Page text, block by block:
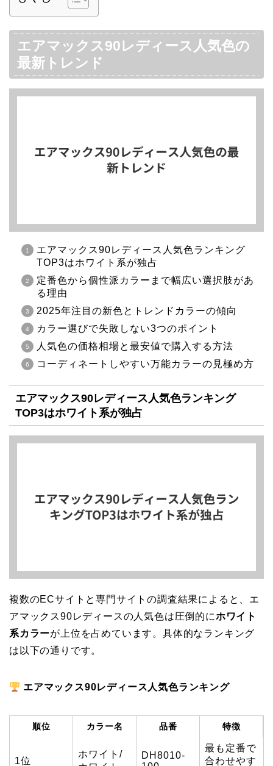
エアマックス90レディース人気色の
最新トレンド
エアマックス90レディース人気色ランキング
TOP3はホワイト系が独占
定番色から個性派カラーまで幅広い選択肢があ
る理由
2025年注目の新色とトレンドカラーの傾向
カラー選びで失敗しない3つのポイント
人気色の価格相場と最安値で購入する方法
コーディネートしやすい万能カラーの見極め方
エアマックス90レディース人気色ランキング
TOP3はホワイト系が独占
複数のECサイトと専門サイトの調査結果によると、エ
アマックス90レディースの人気色は圧倒的にホワイト
系カラーが上位を占めています。具体的なランキング
は以下の通りです。
エアマックス90レディース人気色ランキング
順位 カラー名 品番 特徴
1位
ホワイト/
DH8010-
最も定番で
合わせやす